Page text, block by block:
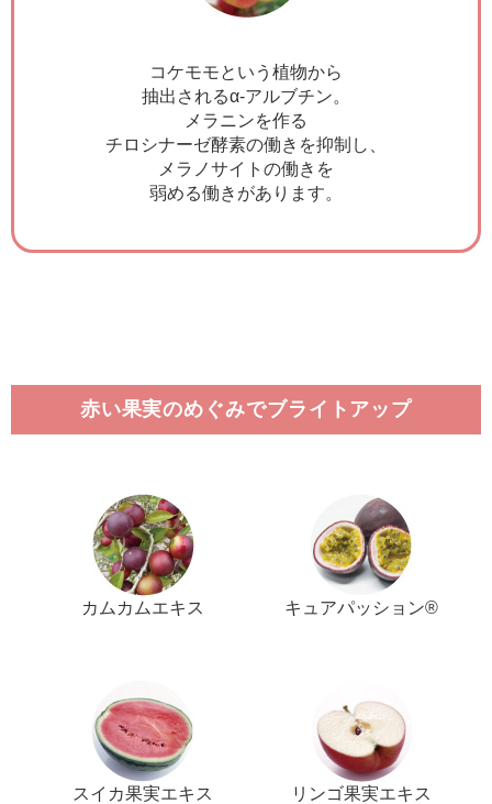
コケモモという植物から
抽出されるα-アルブチン。
メラニンを作る
チロシナーゼ酵素の働きを抑制し、
メラノサイトの働きを
弱める働きがあります。
赤い果実のめぐみでブライトアップ
カムカムエキス キュアパッション®
スイカ果実エキス リンゴ果実エキス